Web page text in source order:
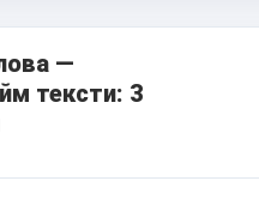
—
тексти: 3